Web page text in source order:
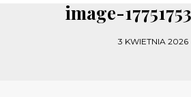
image-
3 KWIETNIA 2026